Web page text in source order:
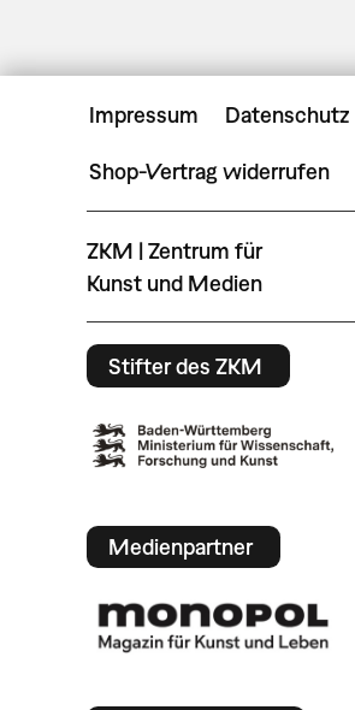
Impressum Datenschutz
Shop-Vertrag widerrufen
ZKM | Zentrum für
Kunst und Medien
Stifter des ZKM
Medienpartner